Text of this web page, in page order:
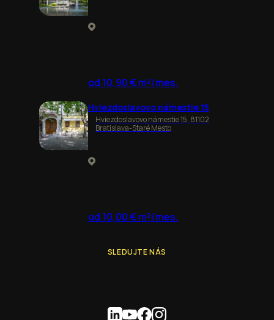
od 10,90 € m²/mes.
Hviezdoslavovo námestie 15
Hviezdoslavovo námestie 15, 81102
Bratislava-Staré Mesto
od 10,00 € m²/mes.
SLEDUJTE NÁS